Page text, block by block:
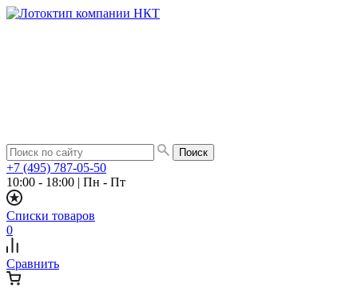
+7 (495) 787-05-50
10:00 - 18:00 | Пн - Пт
Списки товаров
0
Сравнить